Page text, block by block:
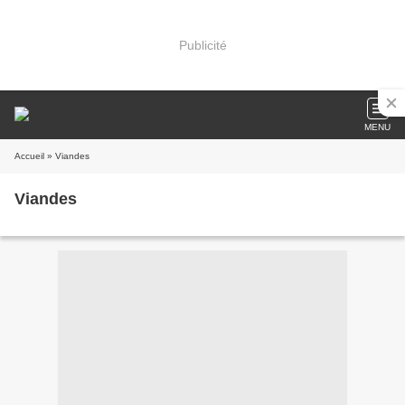
Publicité
MENU
Accueil » Viandes
Viandes